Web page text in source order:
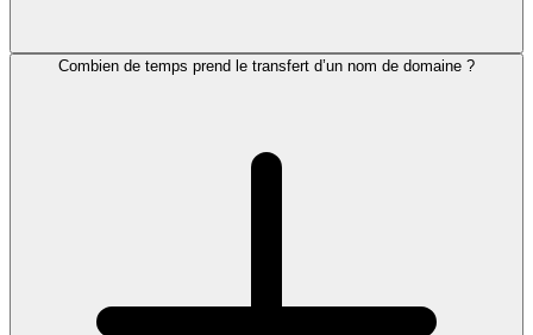
Combien de temps prend le transfert d’un nom de domaine ?